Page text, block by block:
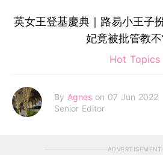
英女王登基慶典｜路易小王子
妃竟被批管教不
Hot Topics
By Agnes on 07 Jun 2022
Senior Editor
ADVERTISEMENT